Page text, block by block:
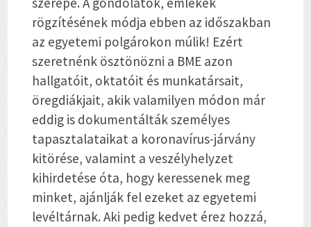
rögzítésének módja ebben az időszakban
az egyetemi polgárokon múlik! Ezért
szeretnénk ösztönözni a BME azon
hallgatóit, oktatóit és munkatársait,
öregdiákjait, akik valamilyen módon már
eddig is dokumentálták személyes
tapasztalataikat a koronavírus-járvány
kitörése, valamint a veszélyhelyzet
kihirdetése óta, hogy keressenek meg
minket, ajánlják fel ezeket az egyetemi
levéltárnak. Aki pedig kedvet érez hozzá,